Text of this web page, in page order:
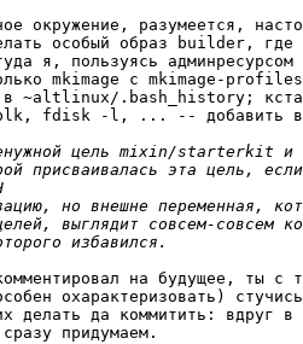
окружение, разумеется,
особый образ builder, где
я, пользуясь админресурсом
mkimage с mkimage-
в ~altlinux/.bash_history;
fdisk -l, ... -- добавить
на будущее, ты с
охарактеризовать)
делать да коммитить: вдруг в
придумаем.